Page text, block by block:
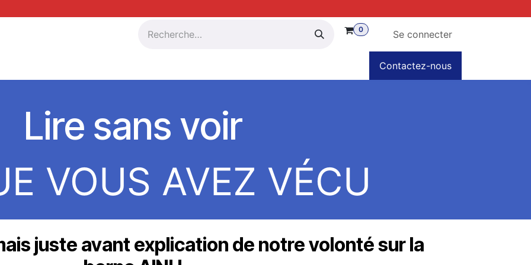
0 Se connecter
Nos évènements Espace AINH
Contactez-nous
Lire sans voir
VOUS AVEZ VÉCU
juste avant explication de notre volonté sur la